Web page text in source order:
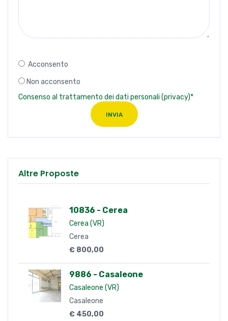
Acconsento
Non acconsento
Consenso al trattamento dei dati personali (privacy)*
INVIA
Altre Proposte
10836 - Cerea
Cerea (VR)
Cerea
€ 800,00
9886 - Casaleone
Casaleone (VR)
Casaleone
€ 450,00